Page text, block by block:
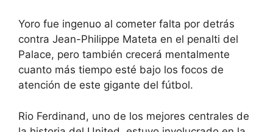
Yoro fue ingenuo al cometer falta por detrás
contra Jean-Philippe Mateta en el penalti del
Palace, pero también crecerá mentalmente
cuanto más tiempo esté bajo los focos de
atención de este gigante del fútbol.
Rio Ferdinand, uno de los mejores centrales de